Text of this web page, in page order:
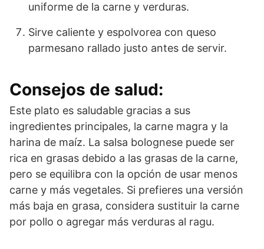
uniforme de la carne y verduras.
Sirve caliente y espolvorea con queso
parmesano rallado justo antes de servir.
Consejos de salud:
Este plato es saludable gracias a sus
ingredientes principales, la carne magra y la
harina de maíz. La salsa bolognese puede ser
rica en grasas debido a las grasas de la carne,
pero se equilibra con la opción de usar menos
carne y más vegetales. Si prefieres una versión
más baja en grasa, considera sustituir la carne
por pollo o agregar más verduras al ragu.